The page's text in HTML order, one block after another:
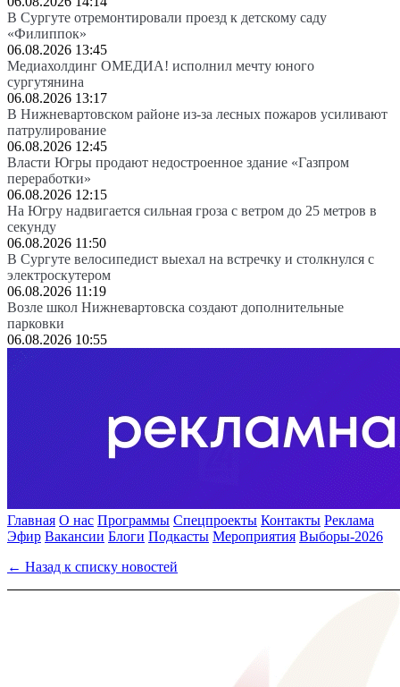
В Сургуте отремонтировали проезд к детскому саду
«Филиппок»
06.08.2026 13:45
Медиахолдинг ОМЕДИА! исполнил мечту юного
сургутянина
06.08.2026 13:17
В Нижневартовском районе из-за лесных пожаров усиливают
патрулирование
06.08.2026 12:45
Власти Югры продают недостроенное здание «Газпром
переработки»
06.08.2026 12:15
На Югру надвигается сильная гроза с ветром до 25 метров в
секунду
06.08.2026 11:50
В Сургуте велосипедист выехал на встречку и столкнулся с
электроскутером
06.08.2026 11:19
Возле школ Нижневартовска создают дополнительные
парковки
06.08.2026 10:55
Главная О нас Программы Спецпроекты Контакты Реклама
Эфир Вакансии Блоги Подкасты Мероприятия Выборы-2026
← Назад к списку новостей